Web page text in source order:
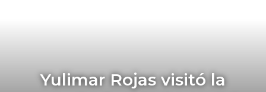
Yulimar Rojas visitó la